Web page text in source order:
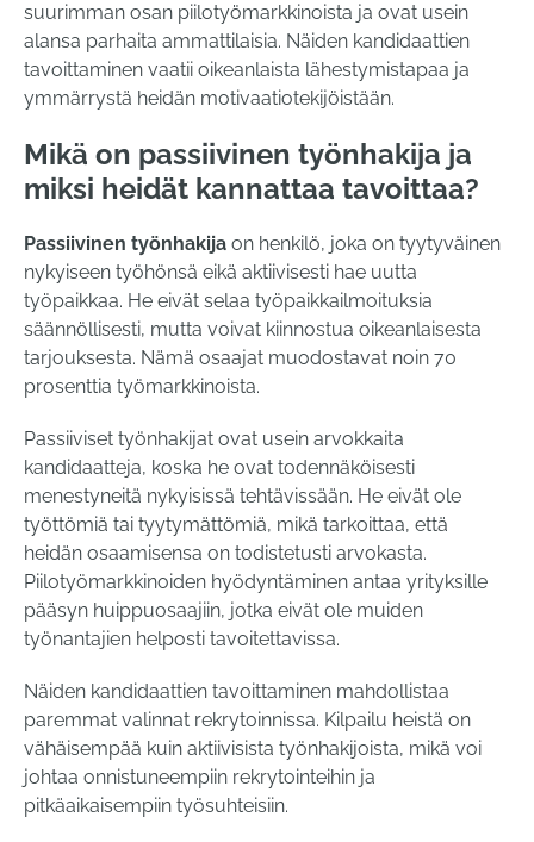
suurimman osan piilotyömarkkinoista ja ovat usein
alansa parhaita ammattilaisia. Näiden kandidaattien
tavoittaminen vaatii oikeanlaista lähestymistapaa ja
ymmärrystä heidän motivaatiotekijöistään.
Mikä on passiivinen työnhakija ja
miksi heidät kannattaa tavoittaa?
Passiivinen työnhakija on henkilö, joka on tyytyväinen
nykyiseen työhönsä eikä aktiivisesti hae uutta
työpaikkaa. He eivät selaa työpaikkailmoituksia
säännöllisesti, mutta voivat kiinnostua oikeanlaisesta
tarjouksesta. Nämä osaajat muodostavat noin 70
prosenttia työmarkkinoista.
Passiiviset työnhakijat ovat usein arvokkaita
kandidaatteja, koska he ovat todennäköisesti
menestyneitä nykyisissä tehtävissään. He eivät ole
työttömiä tai tyytymättömiä, mikä tarkoittaa, että
heidän osaamisensa on todistetusti arvokasta.
Piilotyömarkkinoiden hyödyntäminen antaa yrityksille
pääsyn huippuosaajiin, jotka eivät ole muiden
työnantajien helposti tavoitettavissa.
Näiden kandidaattien tavoittaminen mahdollistaa
paremmat valinnat rekrytoinnissa. Kilpailu heistä on
vähäisempää kuin aktiivisista työnhakijoista, mikä voi
johtaa onnistuneempiin rekrytointeihin ja
pitkäaikaisempiin työsuhteisiin.